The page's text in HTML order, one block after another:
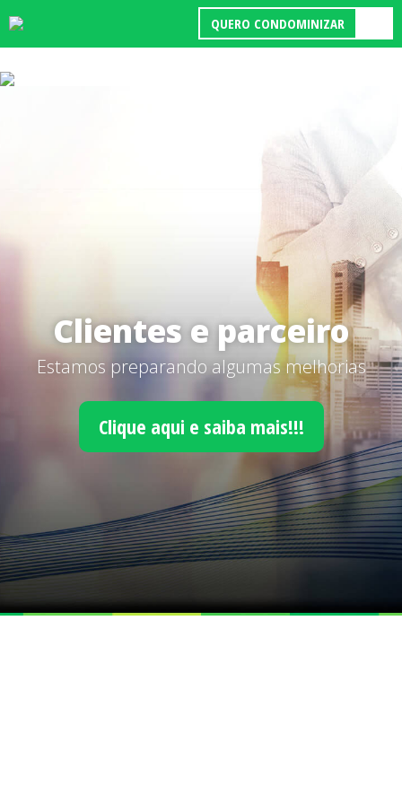
QUERO CONDOMINIZAR
Clientes e parceiro
Estamos preparando algumas melhorias
Clique aqui e saiba mais!!!